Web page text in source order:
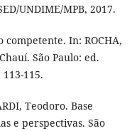
UNDIME/MPB, 2017.
In: ROCHA,
São Paulo: ed.
115.
Teodoro. Base
e perspectivas. São